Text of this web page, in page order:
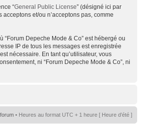
“General Public License” (désigné ici par
et/ou n’acceptons pas, comme
Depeche Mode & Co” est hébergé ou
IP de tous les messages est enregistrée
nécessaire. En tant qu’utilisateur, vous
ni “Forum Depeche Mode & Co”, ni
• Heures au format UTC + 1 heure [ Heure d’été ]